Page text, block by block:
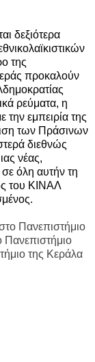
δεξιότερα
της
προκαλούν
ρεύματα, η
την εμπειρία της
των Πράσινων
διεθνώς
νέας,
όλη αυτήν τη
του ΚΙΝΑΛ
Πανεπιστήμιο
Πανεπιστήμιο
της Κεράλα